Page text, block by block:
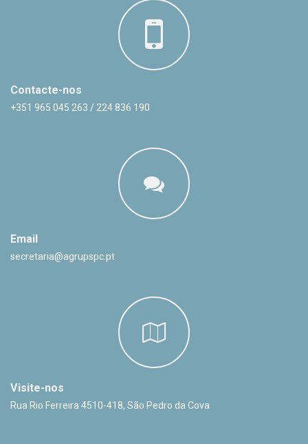
Contacte-nos
+351 965 045 263 / 224 836 190
Email
secretaria@agrupspc.pt
Visite-nos
Rua Rio Ferreira 4510-418, São Pedro da Cova